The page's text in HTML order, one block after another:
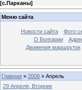
[с.Парканы]
Меню сайта
Новости сайта Фото
О Болгарии
Движения маршруток
Главная » 2008 » Апрель
29 Апреля, Вторник